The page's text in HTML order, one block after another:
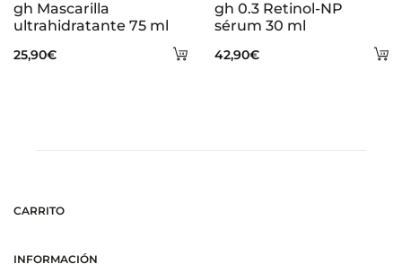
Añadir
gh Mascarilla
ultrahidratante 75 ml
25,90€
gh 0.3 Retinol-NP
sérum 30 ml
42,90€
CARRITO
INFORMACIÓN